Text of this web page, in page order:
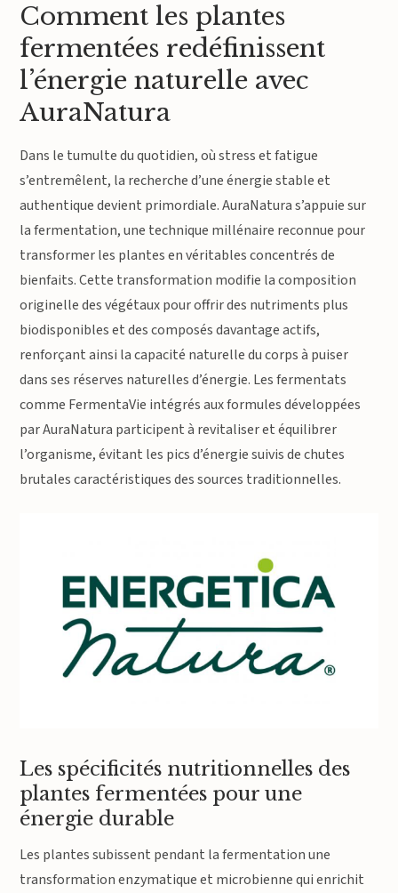
Comment les plantes
fermentées redéfinissent
l’énergie naturelle avec
AuraNatura
Dans le tumulte du quotidien, où stress et fatigue
s’entremêlent, la recherche d’une énergie stable et
authentique devient primordiale. AuraNatura s’appuie sur
la fermentation, une technique millénaire reconnue pour
transformer les plantes en véritables concentrés de
bienfaits. Cette transformation modifie la composition
originelle des végétaux pour offrir des nutriments plus
biodisponibles et des composés davantage actifs,
renforçant ainsi la capacité naturelle du corps à puiser
dans ses réserves naturelles d’énergie. Les fermentats
comme FermentaVie intégrés aux formules développées
par AuraNatura participent à revitaliser et équilibrer
l’organisme, évitant les pics d’énergie suivis de chutes
brutales caractéristiques des sources traditionnelles.
Les spécificités nutritionnelles des
plantes fermentées pour une
énergie durable
Les plantes subissent pendant la fermentation une
transformation enzymatique et microbienne qui enrichit